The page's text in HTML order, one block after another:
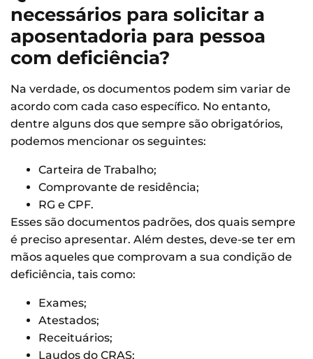
necessários para solicitar a
aposentadoria para pessoa
com deficiência?
Na verdade, os documentos podem sim variar de
acordo com cada caso específico. No entanto,
dentre alguns dos que sempre são obrigatórios,
podemos mencionar os seguintes:
Carteira de Trabalho;
Comprovante de residência;
RG e CPF.
Esses são documentos padrões, dos quais sempre
é preciso apresentar. Além destes, deve-se ter em
mãos aqueles que comprovam a sua condição de
deficiência, tais como:
Exames;
Atestados;
Receituários;
Laudos do CRAS;